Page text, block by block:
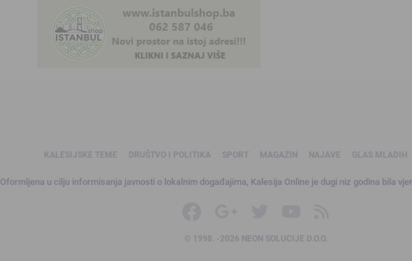
KALESIJSKE TEME DRUŠTVO I POLITIKA SPORT MAGAZIN NAJAVE GLAS MLADIH
Oformljena u cilju informisanja javnosti o lokalnim događajima, Kalesija Online je dugi niz godina bila
© 1998. -2026 NEON SOLUCIJE D.O.O.